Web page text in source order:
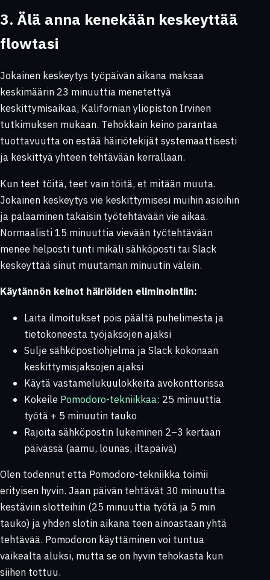
3. Älä anna kenekään keskeyttää
flowtasi
Jokainen keskeytys työpäivän aikana maksaa
keskimäärin 23 minuuttia menetettyä
keskittymisaikaa, Kalifornian yliopiston Irvinen
tutkimuksen mukaan. Tehokkain keino parantaa
tuottavuutta on estää häiriötekijät systemaattisesti
ja keskittyä yhteen tehtävään kerrallaan.
Kun teet töitä, teet vain töitä, et mitään muuta.
Jokainen keskeytys vie keskittymisesi muihin asioihin
ja palaaminen takaisin työtehtävään vie aikaa.
Normaalisti 15 minuuttia vievään työtehtävään
menee helposti tunti mikäli sähköposti tai Slack
keskeyttää sinut muutaman minuutin välein.
Käytännön keinot häiriöiden eliminointiin:
Laita ilmoitukset pois päältä puhelimesta ja
tietokoneesta työjaksojen ajaksi
Sulje sähköpostiohjelma ja Slack kokonaan
keskittymisjaksojen ajaksi
Käytä vastamelukuulokkeita avokonttorissa
Kokeile Pomodoro-tekniikkaa: 25 minuuttia
työtä + 5 minuutin tauko
Rajoita sähköpostin lukeminen 2–3 kertaan
päivässä (aamu, lounas, iltapäivä)
Olen todennut että Pomodoro-tekniikka toimii
erityisen hyvin. Jaan päivän tehtävät 30 minuuttia
kestäviin slotteihin (25 minuuttia työtä ja 5 min
tauko) ja yhden slotin aikana teen ainoastaan yhtä
tehtävää. Pomodoron käyttäminen voi tuntua
vaikealta aluksi, mutta se on hyvin tehokasta kun
siihen tottuu.